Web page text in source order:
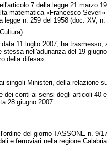
7 della legge 21 marzo
matematica «Francesco Severi»
n. 259 del 1958 (doc. XV, n.
11 luglio 2007, ha trasmesso,
nell'adunanza del 19
della difesa».
singoli Ministeri, della relazione
conti ai sensi degli articoli 40
28 giugno 2007.
del giorno TASSONE n. 9/
e ferroviari nella regione Calabria.